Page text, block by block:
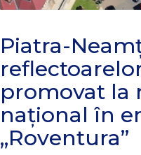
Piatra-
promovat la
național în
„Roventura”